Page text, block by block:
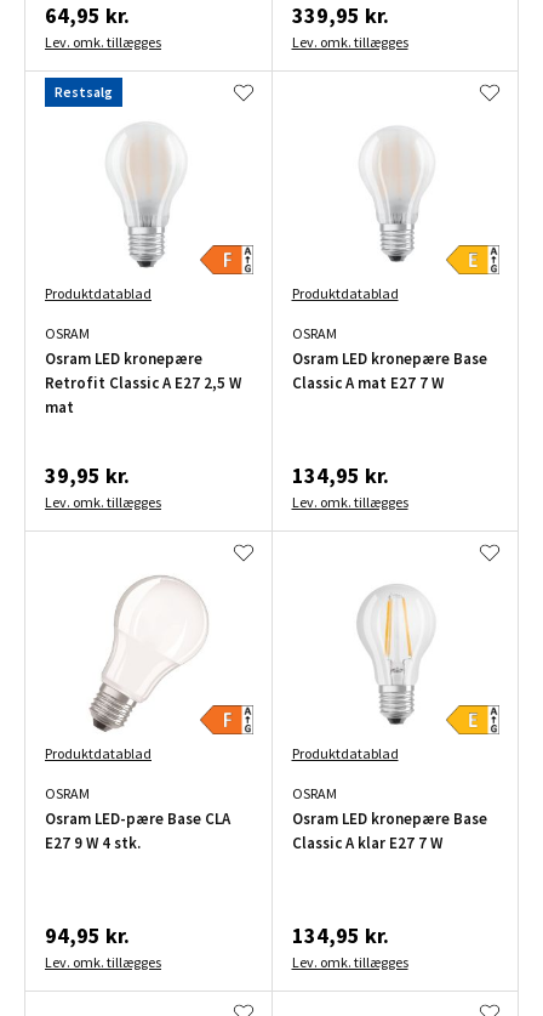
64,95 kr.
Lev. omk. tillægges
339,95 kr.
Lev. omk. tillægges
Produktdatablad
Restsalg
OSRAM
Osram LED kronepære
Retrofit Classic A E27 2,5 W
mat
39,95 kr.
Lev. omk. tillægges
Produktdatablad
OSRAM
Osram LED kronepære Base
Classic A mat E27 7 W
134,95 kr.
Lev. omk. tillægges
Produktdatablad
OSRAM
Osram LED-pære Base CLA
E27 9 W 4 stk.
94,95 kr.
Lev. omk. tillægges
Produktdatablad
OSRAM
Osram LED kronepære Base
Classic A klar E27 7 W
134,95 kr.
Lev. omk. tillægges